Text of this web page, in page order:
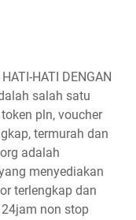
HATI-HATI DENGAN
salah satu
pln, voucher
termurah dan
adalah
menyediakan
terlengkap dan
non stop